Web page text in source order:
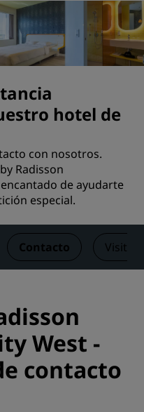
hotel de
con nosotros.
Radisson
de ayudarte
especial.
Contacto Visita
West -
contacto